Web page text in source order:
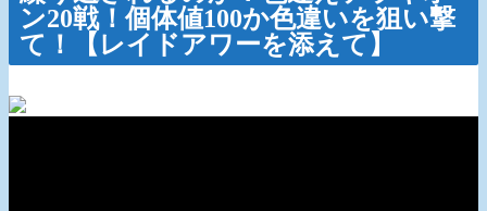
ン20戦！個体値100か色違いを狙い撃
て！【レイドアワーを添えて】